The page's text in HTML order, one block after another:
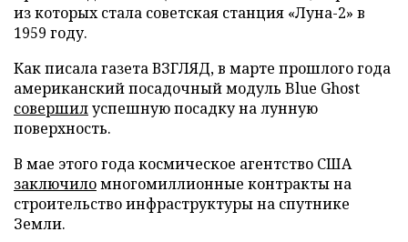
из которых стала советская станция «Луна-2» в
1959 году.
Как писала газета ВЗГЛЯД, в марте прошлого года
американский посадочный модуль Blue Ghost
совершилуспешную посадку на лунную
поверхность.
В мае этого года космическое агентство США
заключиломногомиллионные контракты на
строительство инфраструктуры на спутнике
Земли.